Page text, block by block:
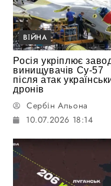
ВІЙНА
Росія укріплює
винищувачів Су-57
після атак
дронів
Сербін Альона
10.07.2026 18:14